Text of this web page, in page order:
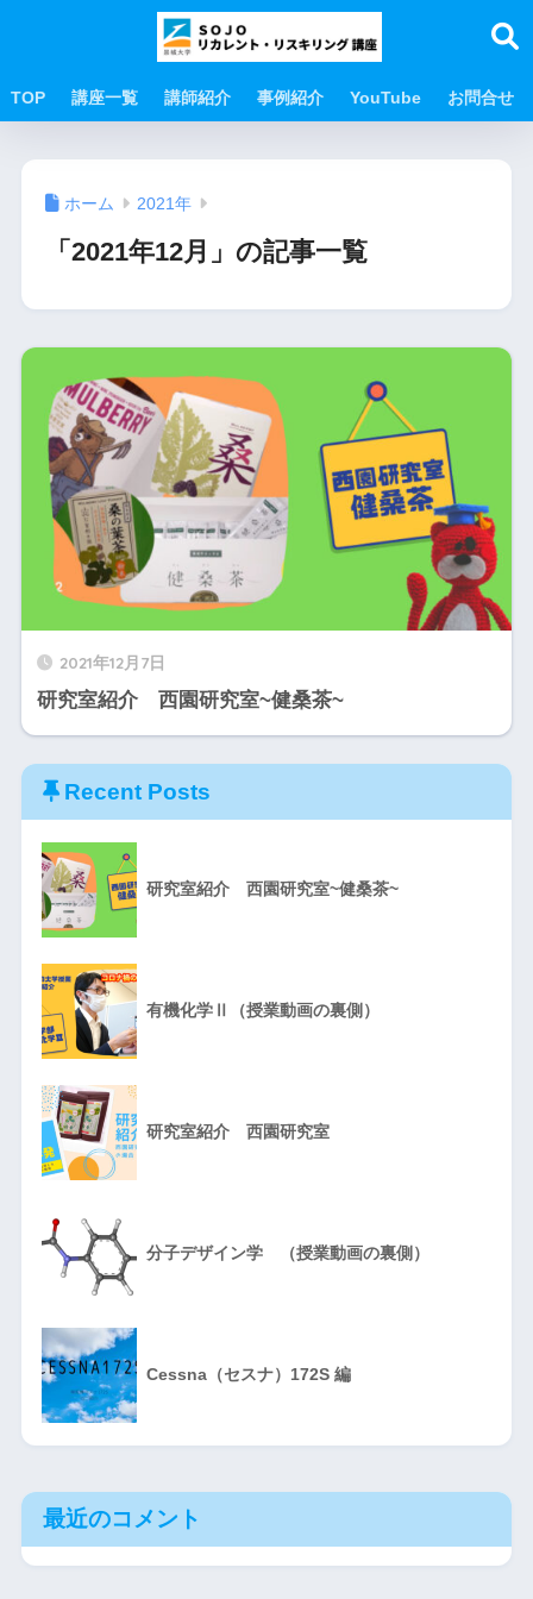
TOP 講座一覧 講師紹介 事例紹介 YouTube お問合せ
ホーム 2021年
「2021年12月」の記事一覧
2021年12月7日
研究室紹介 西園研究室~健桑茶~
Recent Posts
研究室紹介 西園研究室~健桑茶~
有機化学Ⅱ（授業動画の裏側）
研究室紹介 西園研究室
分子デザイン学 （授業動画の裏側）
Cessna（セスナ）172S 編
最近のコメント